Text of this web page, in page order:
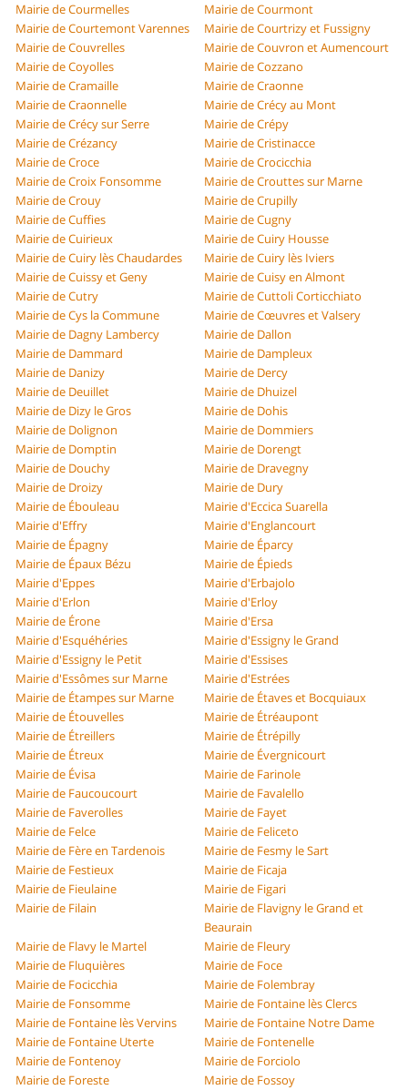
Mairie de Courmelles
Mairie de Courmont
Mairie de Courtemont Varennes
Mairie de Courtrizy et Fussigny
Mairie de Couvrelles
Mairie de Couvron et Aumencourt
Mairie de Coyolles
Mairie de Cozzano
Mairie de Cramaille
Mairie de Craonne
Mairie de Craonnelle
Mairie de Crécy au Mont
Mairie de Crécy sur Serre
Mairie de Crépy
Mairie de Crézancy
Mairie de Cristinacce
Mairie de Croce
Mairie de Crocicchia
Mairie de Croix Fonsomme
Mairie de Crouttes sur Marne
Mairie de Crouy
Mairie de Crupilly
Mairie de Cuffies
Mairie de Cugny
Mairie de Cuirieux
Mairie de Cuiry Housse
Mairie de Cuiry lès Chaudardes
Mairie de Cuiry lès Iviers
Mairie de Cuissy et Geny
Mairie de Cuisy en Almont
Mairie de Cutry
Mairie de Cuttoli Corticchiato
Mairie de Cys la Commune
Mairie de Cœuvres et Valsery
Mairie de Dagny Lambercy
Mairie de Dallon
Mairie de Dammard
Mairie de Dampleux
Mairie de Danizy
Mairie de Dercy
Mairie de Deuillet
Mairie de Dhuizel
Mairie de Dizy le Gros
Mairie de Dohis
Mairie de Dolignon
Mairie de Dommiers
Mairie de Domptin
Mairie de Dorengt
Mairie de Douchy
Mairie de Dravegny
Mairie de Droizy
Mairie de Dury
Mairie de Ébouleau
Mairie d'Eccica Suarella
Mairie d'Effry
Mairie d'Englancourt
Mairie de Épagny
Mairie de Éparcy
Mairie de Épaux Bézu
Mairie de Épieds
Mairie d'Eppes
Mairie d'Erbajolo
Mairie d'Erlon
Mairie d'Erloy
Mairie de Érone
Mairie d'Ersa
Mairie d'Esquéhéries
Mairie d'Essigny le Grand
Mairie d'Essigny le Petit
Mairie d'Essises
Mairie d'Essômes sur Marne
Mairie d'Estrées
Mairie de Étampes sur Marne
Mairie de Étaves et Bocquiaux
Mairie de Étouvelles
Mairie de Étréaupont
Mairie de Étreillers
Mairie de Étrépilly
Mairie de Étreux
Mairie de Évergnicourt
Mairie de Évisa
Mairie de Farinole
Mairie de Faucoucourt
Mairie de Favalello
Mairie de Faverolles
Mairie de Fayet
Mairie de Felce
Mairie de Feliceto
Mairie de Fère en Tardenois
Mairie de Fesmy le Sart
Mairie de Festieux
Mairie de Ficaja
Mairie de Fieulaine
Mairie de Figari
Mairie de Filain
Mairie de Flavigny le Grand et
Beaurain
Mairie de Flavy le Martel
Mairie de Fleury
Mairie de Fluquières
Mairie de Foce
Mairie de Focicchia
Mairie de Folembray
Mairie de Fonsomme
Mairie de Fontaine lès Clercs
Mairie de Fontaine lès Vervins
Mairie de Fontaine Notre Dame
Mairie de Fontaine Uterte
Mairie de Fontenelle
Mairie de Fontenoy
Mairie de Forciolo
Mairie de Foreste
Mairie de Fossoy